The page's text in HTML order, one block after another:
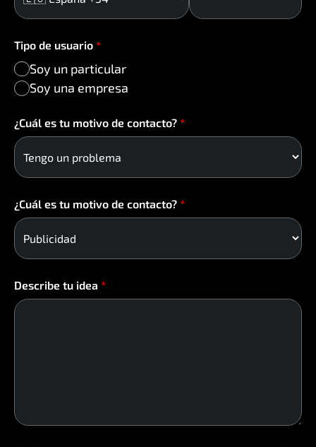
Tipo de usuario *
Soy un particular
Soy una empresa
¿Cuál es tu motivo de contacto? *
¿Cuál es tu motivo de contacto? *
Describe tu idea *